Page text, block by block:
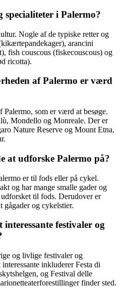
i Palermo?
Nogle af de typiske retter og
arancini
fish couscous (fiskecouscous) og
ricotta).
af Palermo er værd
som er værd at besøge.
Mondello og Monreale. Der er
Nature Reserve og Mount Etna,
at udforske Palermo på?
er til fods eller på cykel.
og har mange smalle gader og
til fods. Derudover er
gågader og cykelstier.
festivaler og
og livlige festivaler og
inkluderer Festa di
og Festival delle
finder sted.